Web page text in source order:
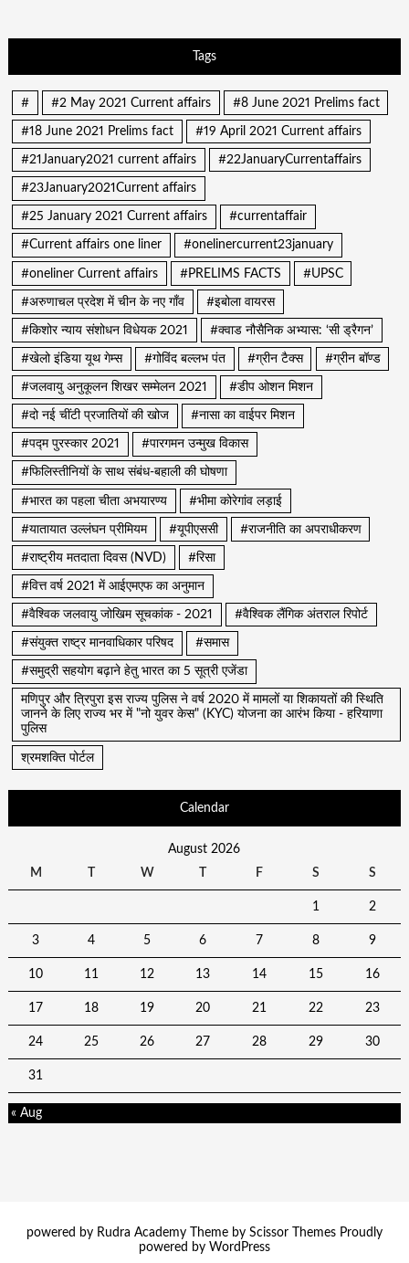
Tags
# #2 May 2021 Current affairs #8 June 2021 Prelims fact
#18 June 2021 Prelims fact #19 April 2021 Current affairs
#21January2021 current affairs #22JanuaryCurrentaffairs
#23January2021Current affairs
#25 January 2021 Current affairs #currentaffair
#Current affairs one liner #onelinercurrent23january
#oneliner Current affairs #PRELIMS FACTS #UPSC
#अरुणाचल प्रदेश में चीन के नए गाँव #इबोला वायरस
#किशोर न्याय संशोधन विधेयक 2021 #क्वाड नौसैनिक अभ्यास: ‘सी ड्रैगन’
#खेलो इंडिया यूथ गेम्स #गोविंद बल्लभ पंत #ग्रीन टैक्स #ग्रीन बॉण्ड
#जलवायु अनुकूलन शिखर सम्मेलन 2021 #डीप ओशन मिशन
#दो नई चींटी प्रजातियों की खोज #नासा का वाईपर मिशन
#पद्म पुरस्कार 2021 #पारगमन उन्मुख विकास
#फिलिस्तीनियों के साथ संबंध-बहाली की घोषणा
#भारत का पहला चीता अभयारण्य #भीमा कोरेगांव लड़ाई
#यातायात उल्लंघन प्रीमियम #यूपीएससी #राजनीति का अपराधीकरण
#राष्ट्रीय मतदाता दिवस (NVD) #रिसा
#वित्त वर्ष 2021 में आईएमएफ का अनुमान
#वैश्विक जलवायु जोखिम सूचकांक - 2021 #वैश्विक लैंगिक अंतराल रिपोर्ट
#संयुक्त राष्ट्र मानवाधिकार परिषद #समास
#समुद्री सहयोग बढ़ाने हेतु भारत का 5 सूत्री एजेंडा
मणिपुर और त्रिपुरा इस राज्य पुलिस ने वर्ष 2020 में मामलों या शिकायतों की स्थिति
जानने के लिए राज्य भर में "नो युवर केस" (KYC) योजना का आरंभ किया - हरियाणा
पुलिस
श्रमशक्ति पोर्टल
Calendar
August 2026
M
W F S S
1 2
3 4 5 6 7 8 9
10 11 12 13 14 15 16
17 18 19 20 21 22 23
24 25 26 27 28 29 30
31
« Aug
powered by Rudra Academy Theme by Scissor Themes Proudly
powered by WordPress